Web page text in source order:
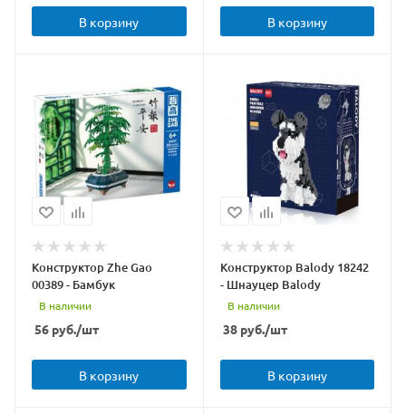
В корзину В корзину
Конструктор Zhe Gao
00389 - Бамбук
В наличии
56 руб./шт
В корзину
Конструктор Balody 18242
- Шнауцер Balody
В наличии
38руб./шт
В корзину